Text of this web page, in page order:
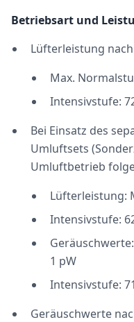
Betriebsart und
Lüfterleistung
Max.
Intensivstufe:
Bei Einsatz des
Umluftsets
Umluftbetrieb
Lüfterleistung:
Intensivstufe:
1 pW
Intensivstufe:
Geräuschwerte